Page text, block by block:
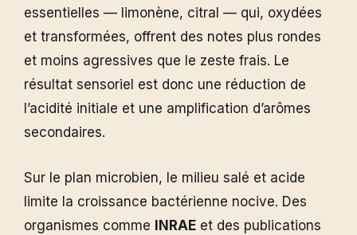
essentielles — limonène, citral — qui, oxydées
et transformées, offrent des notes plus rondes
et moins agressives que le zeste frais. Le
résultat sensoriel est donc une réduction de
l’acidité initiale et une amplification d’arômes
secondaires.
Sur le plan microbien, le milieu salé et acide
limite la croissance bactérienne nocive. Des
organismes comme INRAE et des publications